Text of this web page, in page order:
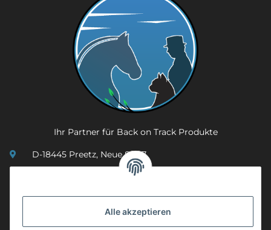
Alle akzeptieren
Ihr Partner für Back on Track Produkte
D-18445 Preetz, Neue Str. 7
info@mobility-in-harmony.de